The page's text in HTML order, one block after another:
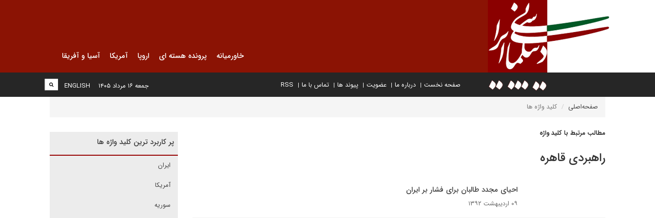
خاورمیانه پرونده هسته ای اروپا آمریکا آسیا و آفریقا
صفحه نخست درباره ما عضویت پیوند ها تماس با ما RSS
ENGLISH جمعه ۱۶ مرداد ۱۴۰۵
صفحه‌اصلی کلید واژه ها
مطالب مرتبط با کلید واژه
راهبردی قاهره
احیای مجدد طالبان برای فشار بر ایران
۰۹ اردیبهشت ۱۳۹۲
پر کاربرد ترین کلید واژه ها
ایران
آمریکا
سوریه